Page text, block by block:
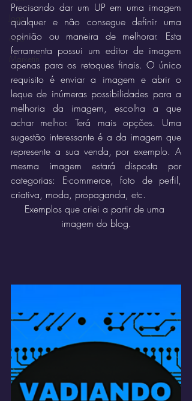
ócio
Precisando dar um UP em uma imagem
qualquer e não consegue definir uma
opinião ou maneira de melhorar. Esta
ferramenta possui um editor de imagem
apenas para os retoques finais. O único
requisito é enviar a imagem e abrir o
leque de inúmeras possibilidades para a
melhoria da imagem, escolha a que
achar melhor. Terá mais opções. Uma
sugestão interessante é a da imagem que
represente a sua venda, por exemplo. A
mesma imagem estará disposta por
categorias: E-commerce, foto de perfil,
criativa, moda, propaganda, etc.
Exemplos que criei a partir de uma
imagem do blog.